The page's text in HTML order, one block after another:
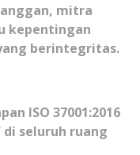
mitra
kepentingan
berintegritas.
ISO 37001:2016
seluruh ruang